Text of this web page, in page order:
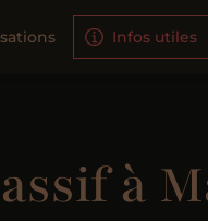
Infos utiles
à